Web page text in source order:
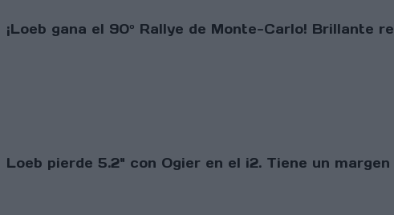
¡Loeb gana el 90º Rallye de Monte-Carlo! Brillante
Loeb pierde 5.2" con Ogier en el i2. Tiene un